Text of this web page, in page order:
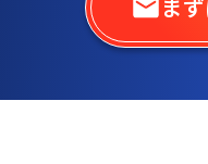
ま